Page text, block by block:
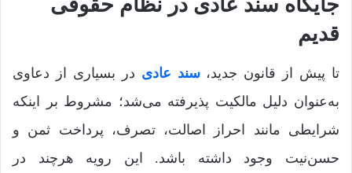
قدیم
تا پیش از قانون جدید،سند عادی در بسیاری از دعاوی
به‌عنوان دلیل مالکیت پذیرفته می‌شد؛ مشروط بر اینکه
شرایطی مانند احراز اصالت، تصرف، پرداخت ثمن و
حسن‌نیت وجود داشته باشد. این رویه هرچند در